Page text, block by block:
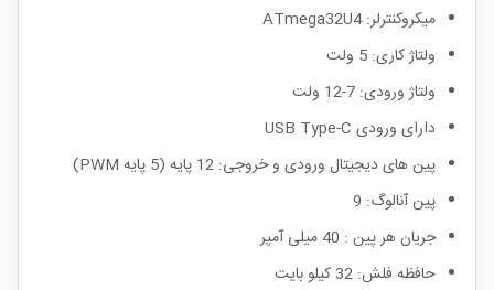
میکروکنترلر: ATmega32U4
ولتاژ کاری: 5 ولت
ولتاژ ورودی: 7-12 ولت
دارای ورودی USB Type-C
پین های دیجیتال ورودی و خروجی: 12 پایه (5 پایه PWM)
پین آنالوگ: 9
جریان هر پین : 40 میلی آمپر
حافظه فلش: 32 کیلو بایت